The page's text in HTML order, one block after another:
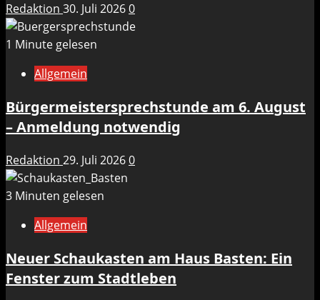
Redaktion 30. Juli 20260
1 Minute gelesen
Allgemein
Bürgermeistersprechstunde am 6. August
– Anmeldung notwendig
Redaktion 29. Juli 20260
3 Minuten gelesen
Allgemein
Neuer Schaukasten am Haus Basten: Ein
Fenster zum Stadtleben